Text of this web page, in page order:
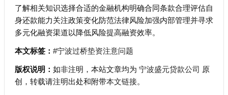
了解相关知识选择合适的金融机构明确合同条款合理评估自
身还款能力关注政策变化防范法律风险加强内部管理并寻求
多元化融资渠道以降低风险提高融资效率。
本文标签： #宁波过桥垫资注意问题
版权说明： 如非注明，本站文章均为 宁波盛元贷款公司 原
创，转载请注明出处和附带本文链接。